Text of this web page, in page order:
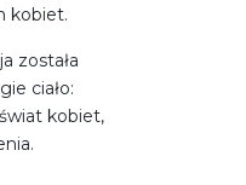
kobiet.
została
ciało:
kobiet,